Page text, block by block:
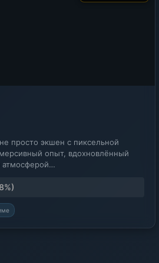
просто экшен с пиксельной
опыт, вдохновлённый